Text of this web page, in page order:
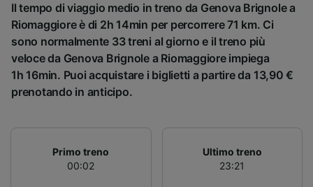
Il tempo di viaggio medio in treno da Genova Brignole a
Riomaggiore è di 2h 14min per percorrere 71 km. Ci
sono normalmente 33 treni al giorno e il treno più
veloce da Genova Brignole a Riomaggiore impiega
1h 16min. Puoi acquistare i biglietti a partire da 13,90 €
prenotando in anticipo.
Primo treno
00:02
Ultimo treno
23:21